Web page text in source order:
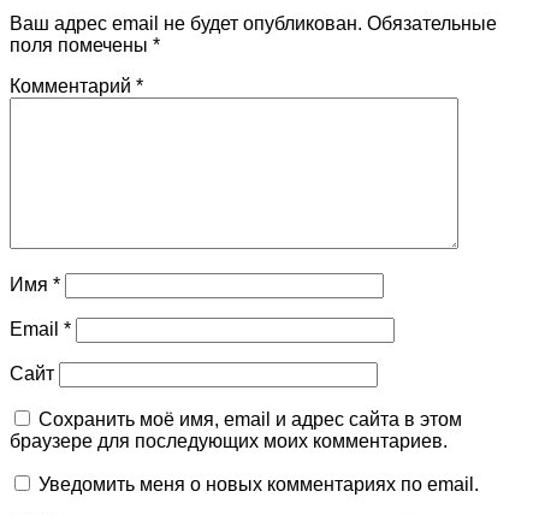
Ваш адрес email не будет опубликован. Обязательные
поля помечены *
Комментарий *
Имя *
Email *
Сайт
Сохранить моё имя, email и адрес сайта в этом
браузере для последующих моих комментариев.
Уведомить меня о новых комментариях по email.